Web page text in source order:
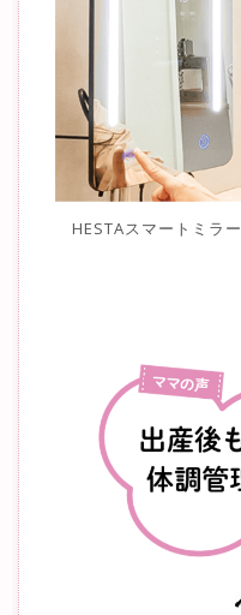
HESTAスマートミラー